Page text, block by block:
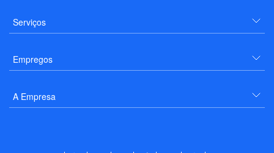
Serviços
Empregos
A Empresa